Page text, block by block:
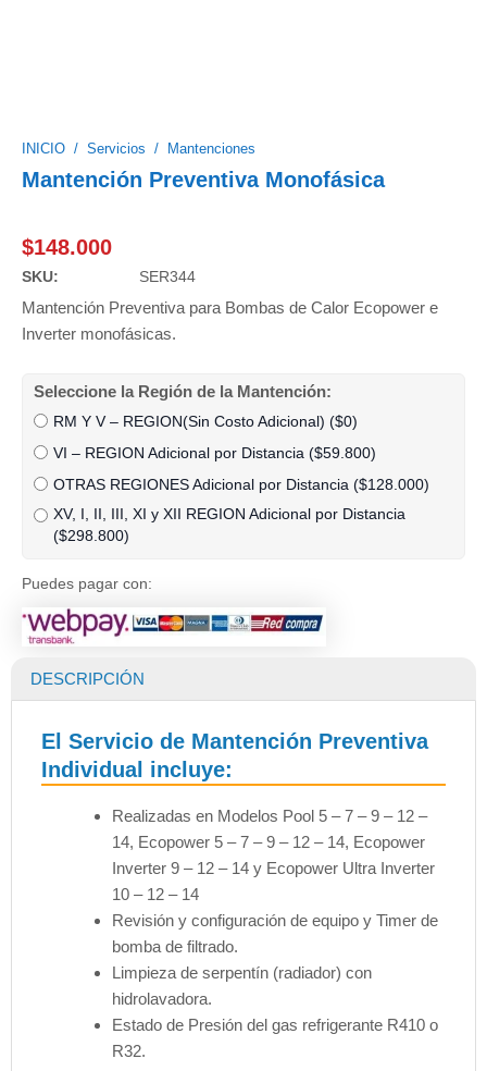
INICIO/ Servicios / Mantenciones
Mantención Preventiva Monofásica
$148.000
SKU: SER344
Mantención Preventiva para Bombas de Calor Ecopower e
Inverter monofásicas.
Seleccione la Región de la Mantención:
RM Y V – REGION(Sin Costo Adicional) ($0)
VI – REGION Adicional por Distancia ($59.800)
OTRAS REGIONES Adicional por Distancia ($128.000)
XV, I, II, III, XI y XII REGION Adicional por Distancia
($298.800)
Puedes pagar con:
DESCRIPCIÓN
El Servicio de Mantención Preventiva
Individual incluye:
Realizadas en Modelos Pool 5 – 7 – 9 – 12 –
14, Ecopower 5 – 7 – 9 – 12 – 14, Ecopower
Inverter 9 – 12 – 14 y Ecopower Ultra Inverter
10 – 12 – 14
Revisión y configuración de equipo y Timer de
bomba de filtrado.
Limpieza de serpentín (radiador) con
hidrolavadora.
Estado de Presión del gas refrigerante R410 o
R32.